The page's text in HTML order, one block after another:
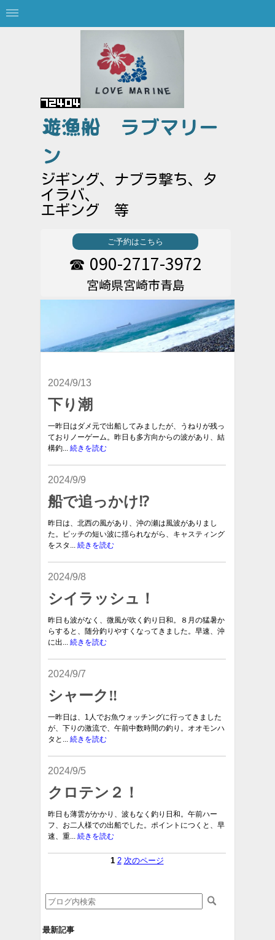
遊漁船
ラブマリー
ン
ジギング、ナブラ撃ち、タ
イラバ、
エギング 等
ご予約はこちら
☎ 090-2717-3972
宮崎県宮崎市青島
2024/9/13
下り潮
一昨日はダメ元で出船してみましたが、うねりが残っ
ておりノーゲーム。昨日も多方向からの波があり、結
構釣... 続きを読む
2024/9/9
船で追っかけ⁉︎
昨日は、北西の風があり、沖の瀬は風波がありまし
た。ピッチの短い波に揺られながら、キャスティング
をスタ... 続きを読む
2024/9/8
シイラッシュ！
昨日も波がなく、微風が吹く釣り日和。８月の猛暑か
らすると、随分釣りやすくなってきました。早速、沖
に出... 続きを読む
2024/9/7
シャーク‼︎
一昨日は、1人でお魚ウォッチングに行ってきました
が、下りの激流で、午前中数時間の釣り。オオモンハ
タと... 続きを読む
2024/9/5
クロテン２！
昨日も薄雲がかかり、波もなく釣り日和。午前ハー
フ、お二人様での出船でした。ポイントにつくと、早
速、重... 続きを読む
1 2 次のページ
最新記事